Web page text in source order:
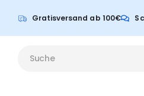
Gratisversand ab 100€